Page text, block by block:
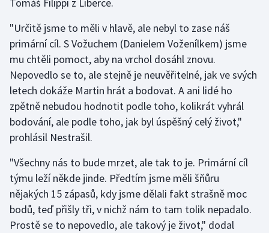
Tomáš Filippi z Liberce.
"Určitě jsme to měli v hlavě, ale nebyl to zase náš
primární cíl. S Vožuchem (Danielem Voženílkem) jsme
mu chtěli pomoct, aby na vrchol dosáhl znovu.
Nepovedlo se to, ale stejně je neuvěřitelné, jak ve svých
letech dokáže Martin hrát a bodovat. A ani lidé ho
zpětně nebudou hodnotit podle toho, kolikrát vyhrál
bodování, ale podle toho, jak byl úspěšný celý život,"
prohlásil Nestrašil.
"Všechny nás to bude mrzet, ale tak to je. Primární cíl
týmu leží někde jinde. Předtím jsme měli šňůru
nějakých 15 zápasů, kdy jsme dělali fakt strašně moc
bodů, teď přišly tři, v nichž nám to tam tolik nepadalo.
Prostě se to nepovedlo, ale takový je život," dodal